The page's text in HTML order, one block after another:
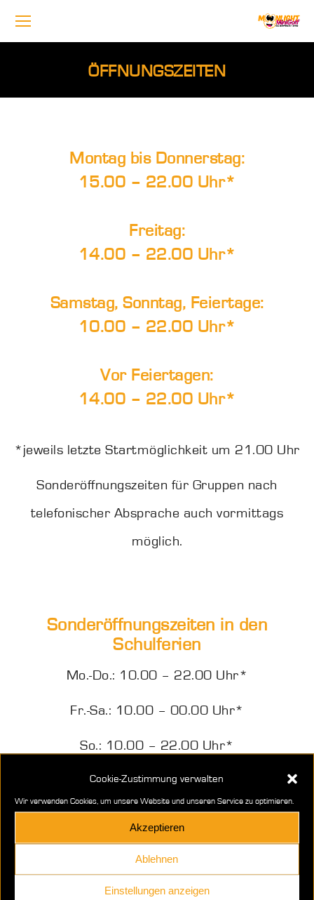
Cookie-Zustimmung verwalten
Wir verwenden Cookies, um unsere Website und unseren Service zu optimieren.
Akzeptieren
Ablehnen
Einstellungen anzeigen
ÖFFNUNGSZEITEN
Montag bis Donnerstag:
15.00 – 22.00 Uhr*
Freitag:
14.00 – 22.00 Uhr*
Samstag, Sonntag, Feiertage:
10.00 – 22.00 Uhr*
Vor Feiertagen:
14.00 – 22.00 Uhr*
*jeweils letzte Startmöglichkeit um 21.00 Uhr
Sonderöffnungszeiten für Gruppen nach
telefonischer Absprache auch vormittags
möglich.
Sonderöffnungszeiten in den
Schulferien
Mo.-Do.: 10.00 – 22.00 Uhr*
Fr.-Sa.: 10.00 – 00.00 Uhr*
So.: 10.00 – 22.00 Uhr*
*letzte Startmöglichkeit